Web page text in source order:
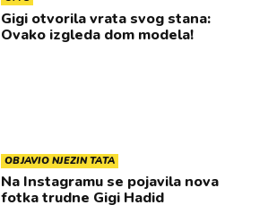
Gigi otvorila vrata svog stana:
Ovako izgleda dom modela!
OBJAVIO NJEZIN TATA
Na Instagramu se pojavila nova
fotka trudne Gigi Hadid